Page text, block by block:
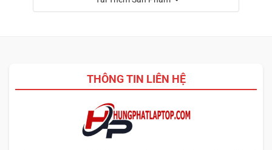
THÔNG TIN LIÊN HỆ